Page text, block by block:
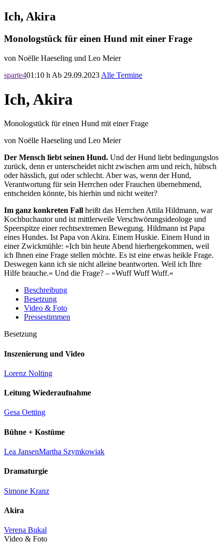
Ich, Akira
Monologstück für einen Hund mit einer Frage
von Noëlle Haeseling und Leo Meier
sparte401:10 h Ab 29.09.2023 Alle Termine
Ich, Akira
Monologstück für einen Hund mit einer Frage
von Noëlle Haeseling und Leo Meier
Der Mensch liebt seinen Hund. Und der Hund liebt bedingungslos
zurück, denn er unterscheidet nicht zwischen arm und reich, hübsch
oder hässlich, gut oder schlecht. Aber was, wenn der Hund,
Verantwortung für sein Herrchen oder Frauchen übernehmend,
entscheiden könnte, bis hierhin und nicht weiter?
Im ganz konkreten Fall heißt das Herrchen Attila Hildmann, war
Kochbuchautor und ist mittlerweile Verschwörungsideologe und
Speerspitze einer rechtsextremen Bewegung. Hildmann ist Papa
eines Hundes. Ist Papa von Akira. Einem Huskie. Einem Hund in
einer Zwickmühle: »Ich bin heute Abend hierhergekommen, weil
ich Ihnen eine Frage stellen möchte. Es ist eine etwas heikle Frage.
Deswegen kann ich sie nicht alleine beantworten. Weil ich Ihre
Hilfe brauche.« Und die Frage? – »Wuff Wuff Wuff.«
Beschreibung
Besetzung
Video & Foto
Pressestimmen
Besetzung
Inszenierung und Video
Lorenz Nolting
Leitung Wiederaufnahme
Gesa Oetting
Bühne + Kostüme
Lea JansenMartha Szymkowiak
Dramaturgie
Simone Kranz
Akira
Verena Bukal
Video & Foto